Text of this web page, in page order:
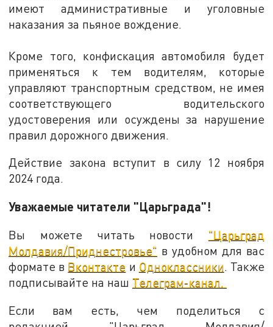
имеют административные и уголовные
наказания за пьяное вождение.
Кроме того, конфискация автомобиля будет
применяться к тем водителям, которые
управляют транспортным средством, не имея
соответствующего водительского
удостоверения или осуждены за нарушение
правил дорожного движения.
Действие закона вступит в силу 12 ноября
2024 года.
Уважаемые читатели "Царьграда"!
Вы можете читать новости "Царьград
Молдавия/Приднестровье" в удобном для вас
формате в Вконтакте и Одноклассники. Также
подписывайте на наш Телеграм-канал.
Если вам есть, чем поделиться с